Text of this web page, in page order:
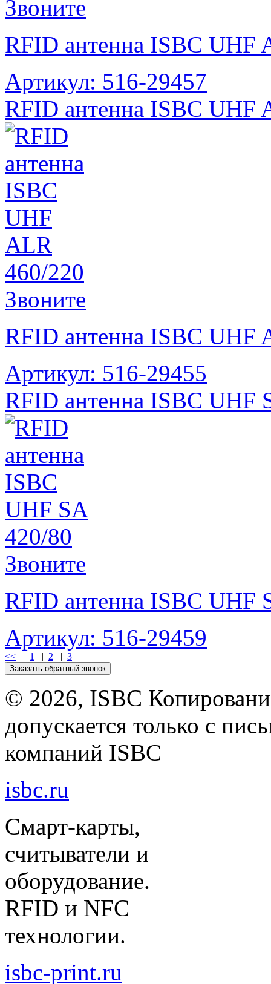
Звоните
RFID антенна ISBC UHF
Артикул: 516-29457
RFID антенна ISBC UHF
Звоните
RFID антенна ISBC UHF
Артикул: 516-29455
RFID антенна ISBC UHF
Звоните
RFID антенна ISBC UHF
Артикул: 516-29459
<< | 1 | 2 | 3 |
Заказать обратный звонок
© 2026, ISBC
допускается только с
компаний ISBC
isbc.ru
Смарт-карты,
считыватели и
оборудование.
RFID и NFC
технологии.
isbc-print.ru